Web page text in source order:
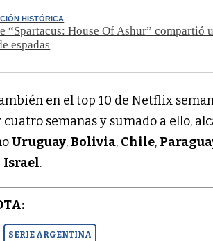
HISTÓRICA
“Spartacus: House Of Ashur” compartió
espadas
en el top 10 de Netflix
semanas y sumado a ello,
Uruguay,Bolivia, Chile,
Israel.
SERIE ARGENTINA